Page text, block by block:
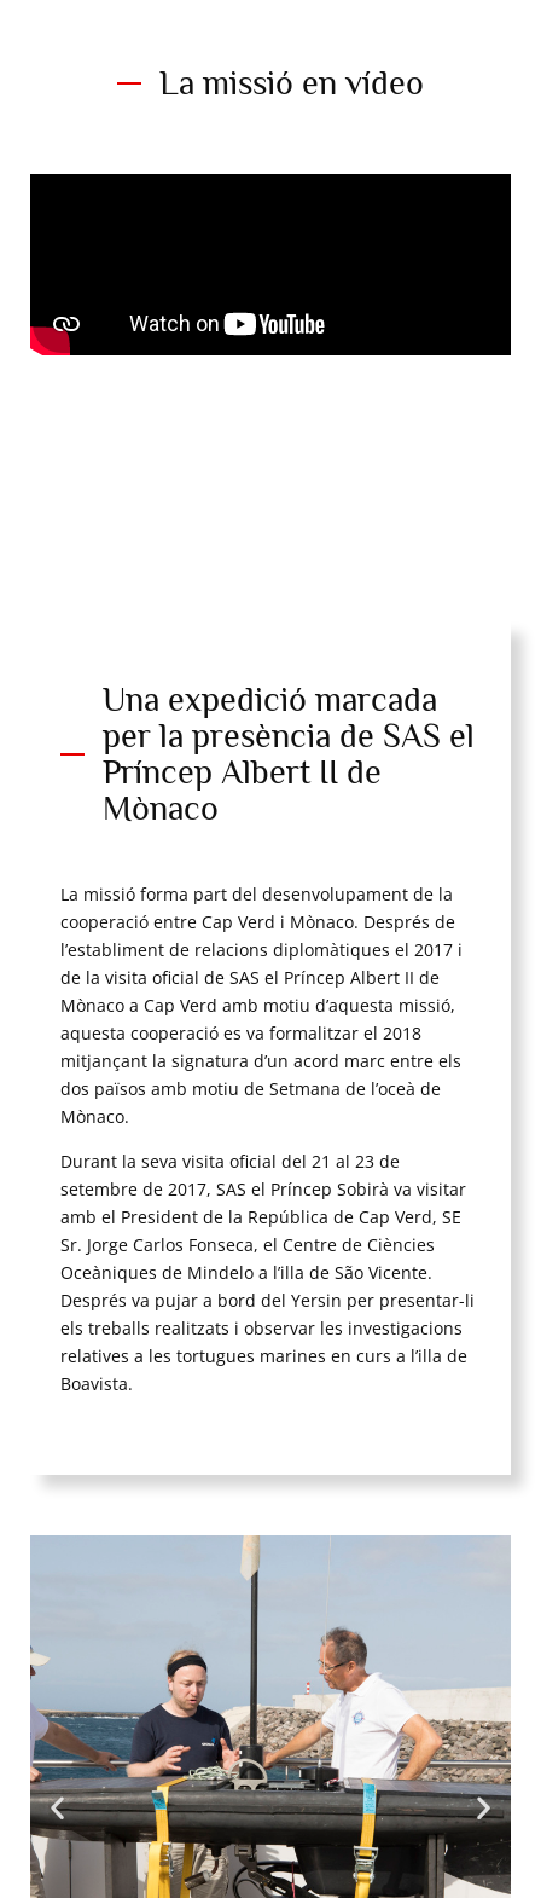
La missió en vídeo
Una expedició marcada
per la presència de SAS el
Príncep Albert II de
Mònaco
La missió forma part del desenvolupament de la
cooperació entre Cap Verd i Mònaco. Després de
l’establiment de relacions diplomàtiques el 2017 i
de la visita oficial de SAS el Príncep Albert II de
Mònaco a Cap Verd amb motiu d’aquesta missió,
aquesta cooperació es va formalitzar el 2018
mitjançant la signatura d’un acord marc entre els
dos països amb motiu de Setmana de l’oceà de
Mònaco.
Durant la seva visita oficial del 21 al 23 de
setembre de 2017, SAS el Príncep Sobirà va visitar
amb el President de la República de Cap Verd, SE
Sr. Jorge Carlos Fonseca, el Centre de Ciències
Oceàniques de Mindelo a l’illa de São Vicente.
Després va pujar a bord del Yersin per presentar-li
els treballs realitzats i observar les investigacions
relatives a les tortugues marines en curs a l’illa de
Boavista.